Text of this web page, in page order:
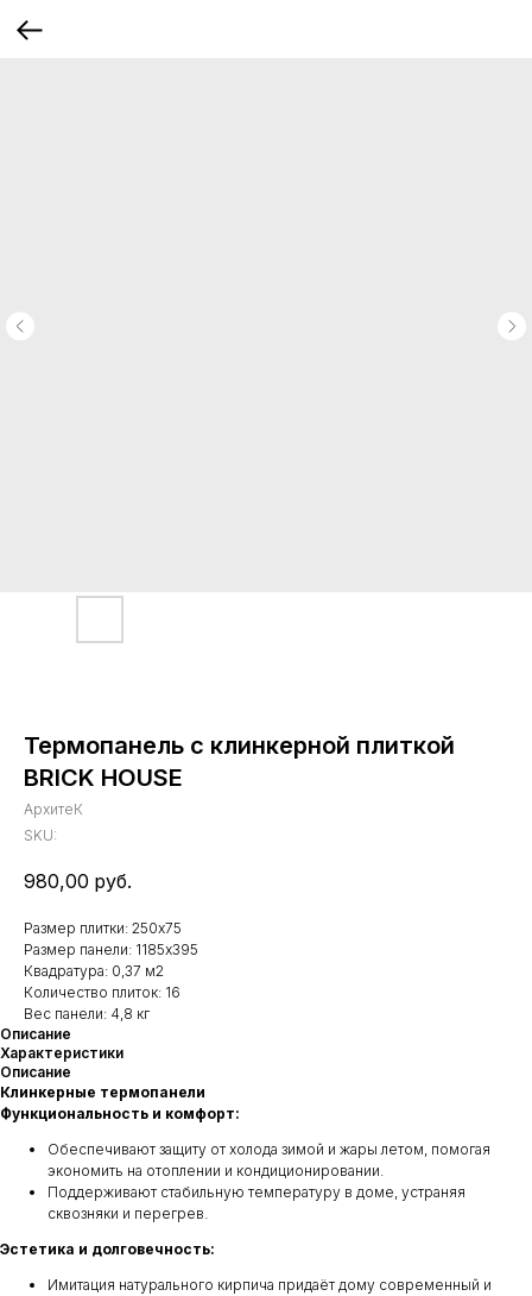
Термопанель с клинкерной плиткой
BRICK HOUSE
АрхитеК
SKU:
980,00 руб.
Размер плитки: 250х75
Размер панели: 1185х395
Квадратура: 0,37 м2
Количество плиток: 16
Вес панели: 4,8 кг
Описание
Характеристики
Описание
Клинкерные термопанели
Функциональность и комфорт:
Обеспечивают защиту от холода зимой и жары летом, помогая
экономить на отоплении и кондиционировании.
Поддерживают стабильную температуру в доме, устраняя
сквозняки и перегрев.
Эстетика и долговечность:
Имитация натурального кирпича придаёт дому современный и